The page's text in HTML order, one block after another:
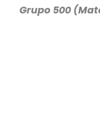
Grupo 500